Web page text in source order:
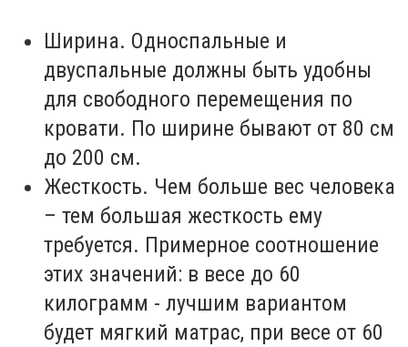
Ширина. Односпальные и
двуспальные должны быть удобны
для свободного перемещения по
кровати. По ширине бывают от 80 см
до 200 см.
Жесткость. Чем больше вес человека
– тем большая жесткость ему
требуется. Примерное соотношение
этих значений: в весе до 60
килограмм - лучшим вариантом
будет мягкий матрас, при весе от 60